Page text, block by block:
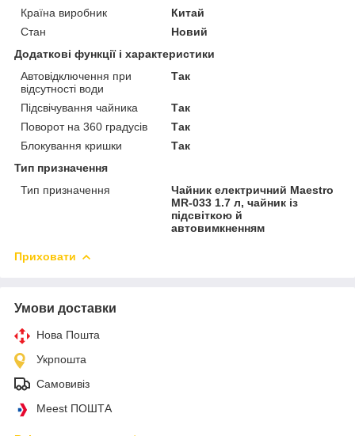
Країна виробник
Китай
Стан
Новий
Додаткові функції і характеристики
Автовідключення при
відсутності води
Так
Підсвічування чайника
Так
Поворот на 360 градусів
Так
Блокування кришки
Так
Тип призначення
Тип призначення
Чайник електричний Maestro
MR-033 1.7 л, чайник із
підсвіткою й
автовимкненням
Приховати
Умови доставки
Нова Пошта
Укрпошта
Самовивіз
Meest ПОШТА